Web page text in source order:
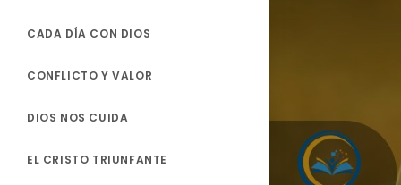
CADA DÍA CON DIOS
CONFLICTO Y VALOR
DIOS NOS CUIDA
EL CRISTO TRIUNFANTE